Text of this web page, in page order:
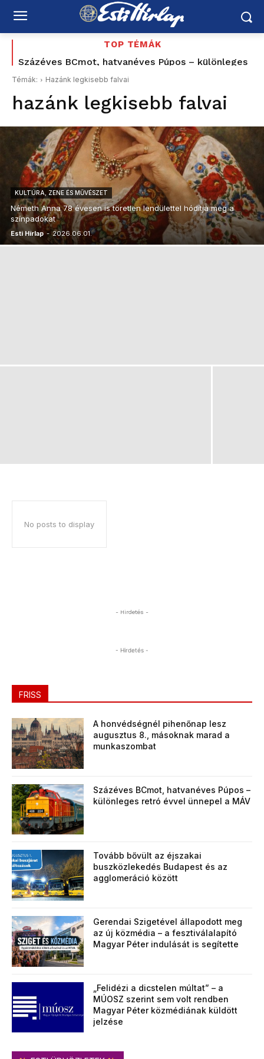
TOP TÉMÁK
Százéves BCmot, hatvanéves Púpos – különleges
retró évvel ünnepel a MÁV
Témák: Hazánk legkisebb falvai
hazánk legkisebb falvai
KULTÚRA, ZENE ÉS MŰVÉSZET
Németh Anna 78 évesen is töretlen lendülettel hódítja meg a
színpadokat
Esti Hírlap - 2026.06.01.
No posts to display
- Hirdetés -
- Hirdetés -
FRISS
A honvédségnél pihenőnap lesz
augusztus 8., másoknak marad a
munkaszombat
Százéves BCmot, hatvanéves Púpos –
különleges retró évvel ünnepel a MÁV
Tovább bővült az éjszakai
buszközlekedés Budapest és az
agglomeráció között
Gerendai Szigetével állapodott meg
az új közmédia – a fesztiválalapító
Magyar Péter indulását is segítette
„Felidézi a dicstelen múltat” – a
MÚOSZ szerint sem volt rendben
Magyar Péter közmédiának küldött
jelzése